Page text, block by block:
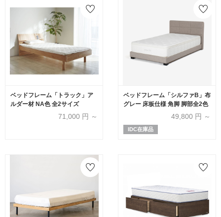
ベッドフレーム「トラック」ア
ルダー材 NA色 全2サイズ
71,000 円 ～
ベッドフレーム「シルファB」布
グレー 床板仕様 角脚 脚部全2色
49,800 円 ～
IDC在庫品